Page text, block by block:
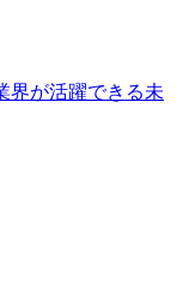
界が活躍できる未